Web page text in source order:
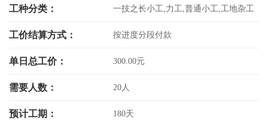
工种分类： 一技之长小工,力工,普通小工,工地杂工
工价结算方式： 按进度分段付款
单日总工价： 300.00元
需要人数： 20人
预计工期： 180天